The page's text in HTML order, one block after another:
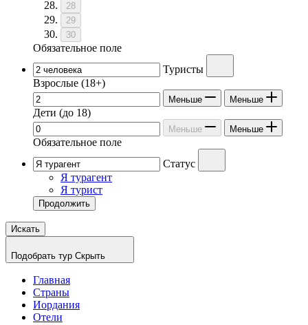
28
29
30
Обязательное поле
Туристы
Взрослые (18+)
Меньше Меньше
Дети (до 18)
Меньше Меньше
Обязательное поле
Статус
Я турагент
Я турист
Продолжить
Искать
Подобрать тур Скрыть
Главная
Страны
Иордания
Отели